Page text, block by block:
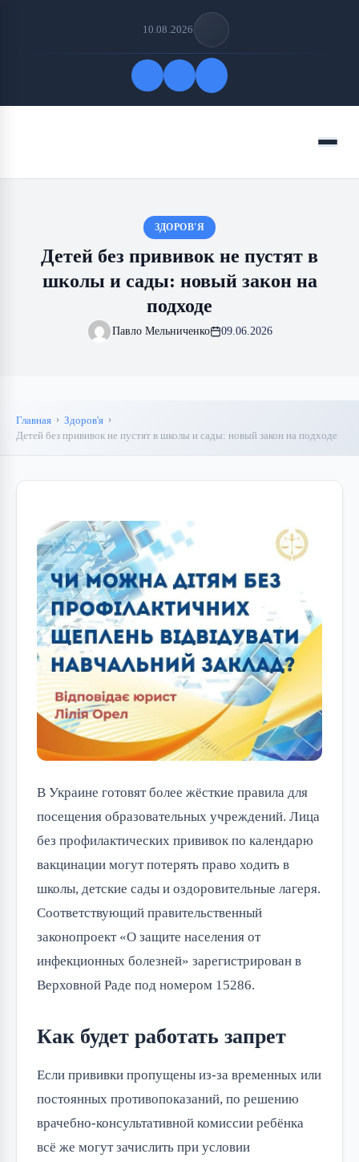
10.08.2026
Меню
ЗДОРОВ'Я
Детей без прививок не пустят в
школы и сады: новый закон на
подходе
Павло Мельниченко 09.06.2026
Главная
Здоров'я
Детей без прививок не пустят в школы и сады: новый закон на подходе
В Украине готовят более жёсткие правила для
посещения образовательных учреждений. Лица
без профилактических прививок по календарю
вакцинации могут потерять право ходить в
школы, детские сады и оздоровительные лагеря.
Соответствующий правительственный
законопроект «О защите населения от
инфекционных болезней» зарегистрирован в
Верховной Раде под номером 15286.
Как будет работать запрет
Если прививки пропущены из-за временных или
постоянных противопоказаний, по решению
врачебно-консультативной комиссии ребёнка
всё же могут зачислить при условии